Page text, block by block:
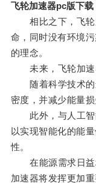
飞轮加速器pc版下载
相比之下，飞轮
命，同时没有环境
的理念。
未来，飞轮加速
随着科学技术的
密度，并减少能量损
此外，与人工智
以实现智能化的能
性。
在能源需求日益
加速器将发挥更加